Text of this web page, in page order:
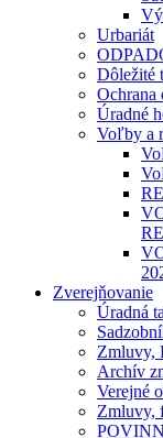
Urbariát
Dôležité
Ochrana
Úradné
Voľby a
Zverejňovanie
Úradná
Zmluvy,
Archív
Verejné
Zmluvy,